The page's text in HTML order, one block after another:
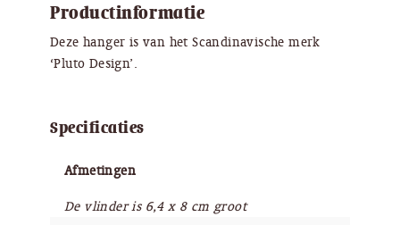
Productinformatie
Deze hanger is van het Scandinavische merk
‘Pluto Design’.
Specificaties
Afmetingen
De vlinder is 6,4 x 8 cm groot